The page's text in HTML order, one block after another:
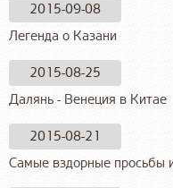
2015-09-08
Легенда о Казани
2015-08-25
Далянь - Венеция в Китае
2015-08-21
Самые вздорные просьбы